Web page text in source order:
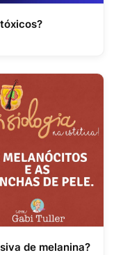
de melanina?